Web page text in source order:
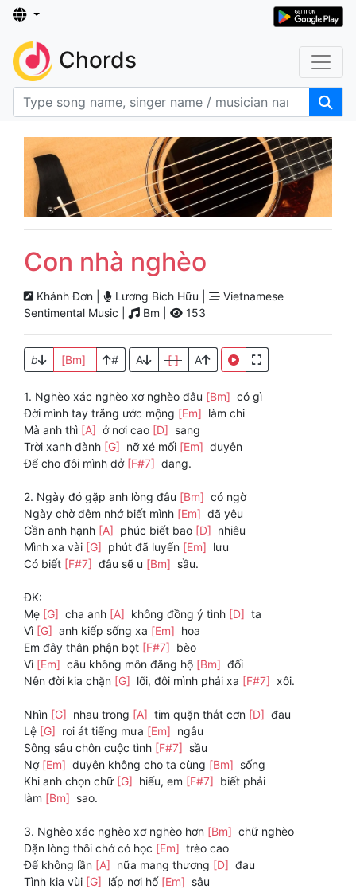
Chords
Con nhà nghèo
Khánh Đơn | Lương Bích Hữu |
Vietnamese
Sentimental Music |
Bm | 153
b [Bm] # A [ ] A
1. Nghèo xác nghèo xơ nghèo đâu [Bm] có gì
Đời mình tay trắng ước mộng [Em] làm chi
Mà anh thì [A] ở nơi cao [D] sang
Trời xanh đành [G] nỡ xé mối [Em] duyên
Để cho đôi mình dở [F#7] dang.
2. Ngày đó gặp anh lòng đâu [Bm] có ngờ
Ngày chờ đêm nhớ biết mình [Em] đã yêu
Gần anh hạnh [A] phúc biết bao [D] nhiêu
Mình xa vài [G] phút đã luyến [Em] lưu
Có biết [F#7] đâu sẽ u [Bm] sầu.
ĐK:
Mẹ [G] cha anh [A] không đồng ý tình [D] ta
Vì [G] anh kiếp sống xa [Em] hoa
Em đây thân phận bọt [F#7] bèo
Vì [Em] câu không môn đăng hộ [Bm] đối
Nên đời kia chặn [G] lối, đôi mình phải xa [F#7] xôi.
Nhìn [G] nhau trong [A] tim quặn thắt cơn [D] đau
Lệ [G] rơi át tiếng mưa [Em] ngâu
Sông sâu chôn cuộc tình [F#7] sầu
Nợ [Em] duyên không cho ta cùng [Bm] sống
Khi anh chọn chữ [G] hiếu, em [F#7] biết phải
làm [Bm] sao.
3. Nghèo xác nghèo xơ nghèo hơn [Bm] chữ nghèo
Dặn lòng thôi chớ có học [Em] trèo cao
Để không lần [A] nữa mang thương [D] đau
Tình kia vùi [G] lấp nơi hố [Em] sâu